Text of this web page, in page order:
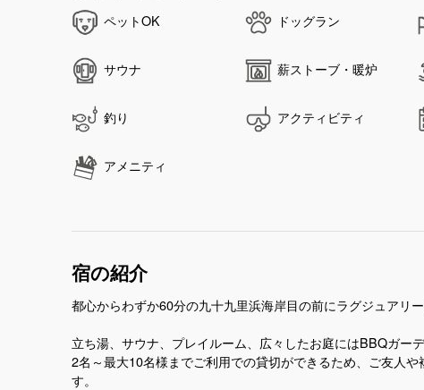
ペットOK ドッグラン
サウナ 薪ストーブ・暖炉
釣り アクティビティ
アメニティ
宿の紹介
都心からわずか60分の九十九里浜海岸目の前にラグジュアリー
立ち湯、サウナ、プレイルーム、広々したお庭にはBBQガー
2名～最大10名様までご利用での貸切ができるため、ご友人
す。